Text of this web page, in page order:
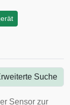
Suche
Sensor zur